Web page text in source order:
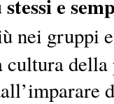
e
nei gruppi
della